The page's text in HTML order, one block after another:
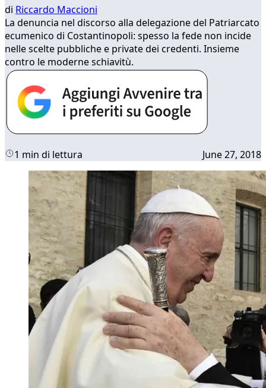
di Riccardo Maccioni
La denuncia nel discorso alla delegazione del Patriarcato
ecumenico di Costantinopoli: spesso la fede non incide
nelle scelte pubbliche e private dei credenti. Insieme
contro le moderne schiavitù.
1 min di lettura June 27, 2018